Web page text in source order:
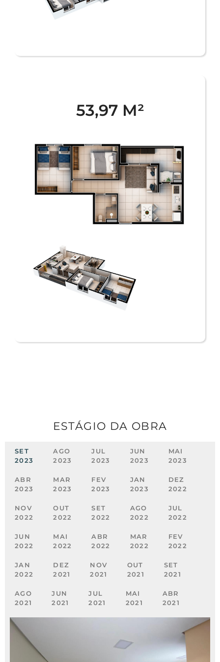
53,97 M²
ESTÁGIO DA OBRA
SET
2023
AGO
2023
JUL
2023
JUN
2023
MAI
2023
ABR
2023
MAR
2023
FEV
2023
JAN
2023
DEZ
2022
NOV
2022
OUT
2022
SET
2022
AGO
2022
JUL
2022
JUN
2022
MAI
2022
ABR
2022
MAR
2022
FEV
2022
JAN
2022
DEZ
2021
NOV
2021
OUT
2021
SET
2021
AGO
2021
JUN
2021
JUL
2021
MAI
2021
ABR
2021